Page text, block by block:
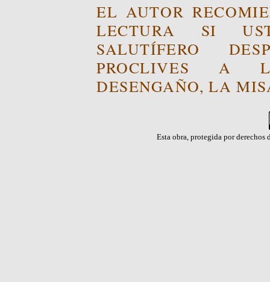
EL AUTOR
LECTURA SI
SALUTÍFERO
PROCLIVES A
DESENGAÑO, LA
Esta obra, protegida por derechos